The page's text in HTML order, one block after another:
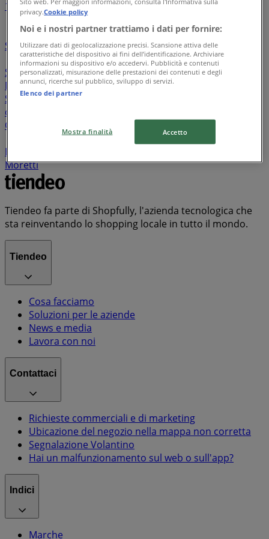
1
3
Lavatrice
Tablet Cellulari Frigoriferi
Pellet
Smartphone
Tv Iper e super Lavastoviglie
Olio extravergine di oliva
iPhone Discount
Sant'Anna
Stampanti Asciugatrice Birra
Cucine
Divani
Smart tv Lenzuola matrimoniali
Scopa elettrica senza fili
convenienza cucine
Condizionatori
Cucine a gas
Elettronica
Aspirapolvere
Auto
Acqua levissima
Borse
Moretti
Tiendeo fa parte di Shopfully, l'azienda tecnologica che
sta reinventando lo shopping locale in tutto il mondo.
Tiendeo
Cosa facciamo
Soluzioni per le aziende
News e media
Lavora con noi
Contattaci
Richieste commerciali e di marketing
Ubicazione del negozio nella mappa non corretta
Segnalazione Volantino
Hai un malfunzionamento sul web o sull'app?
Indici
Marche
privacy.Cookie policy
Noi e i nostri partner trattiamo i dati per fornire:
Utilizzare dati di geolocalizzazione precisi. Scansione attiva delle
caratteristiche del dispositivo ai fini dell’identificazione. Archiviare
informazioni su dispositivo e/o accedervi. Pubblicità e contenuti
personalizzati, misurazione delle prestazioni dei contenuti e degli
annunci, ricerche sul pubblico, sviluppo di servizi.
Elenco dei partner
Mostra finalità Accetto